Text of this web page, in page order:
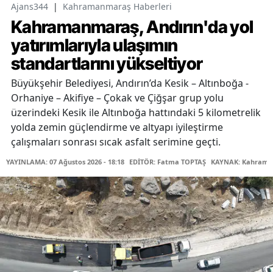
Ajans344 | Kahramanmaraş Haberleri
Kahramanmaraş, Andırın'da yol
yatırımlarıyla ulaşımın
standartlarını yükseltiyor
Büyükşehir Belediyesi, Andırın’da Kesik – Altınboğa -
Orhaniye – Akifiye – Çokak ve Çiğşar grup yolu
üzerindeki Kesik ile Altınboğa hattındaki 5 kilometrelik
yolda zemin güçlendirme ve altyapı iyileştirme
çalışmaları sonrası sıcak asfalt serimine geçti.
YAYINLAMA: 07 Ağustos 2026 - 18:18 EDİTÖR: Fatma TOPTAŞ KAYNAK: